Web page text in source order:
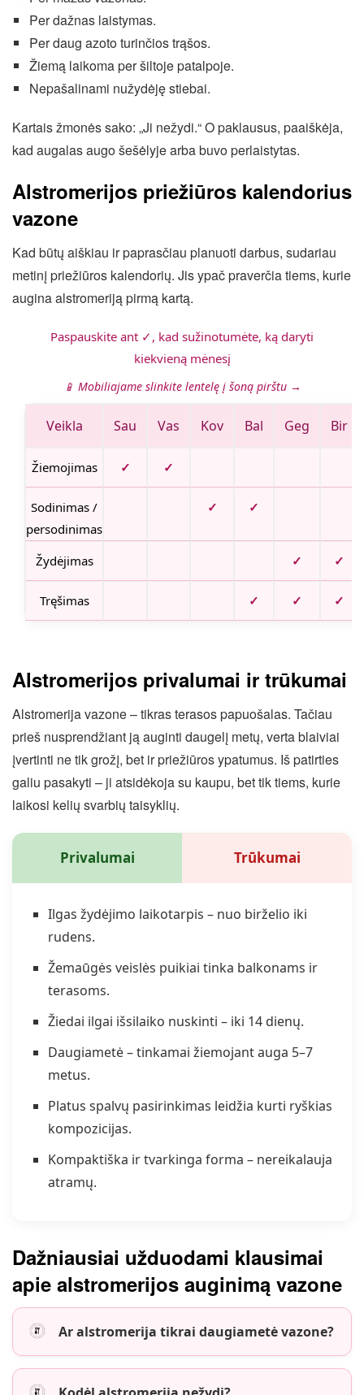
Per dažnas laistymas.
Per daug azoto turinčios trąšos.
Žiemą laikoma per šiltoje patalpoje.
Nepašalinami nužydėję stiebai.
Kartais žmonės sako: „Ji nežydi.“ O paklausus, paaiškėja,
kad augalas augo šešėlyje arba buvo perlaistytas.
Alstromerijos priežiūros kalendorius
vazone
Kad būtų aiškiau ir paprasčiau planuoti darbus, sudariau
metinį priežiūros kalendorių. Jis ypač praverčia tiems, kurie
augina alstromeriją pirmą kartą.
Paspauskite ant ✓, kad sužinotumėte, ką daryti
kiekvieną mėnesį
📱 Mobiliajame slinkite lentelę į šoną pirštu →
Veikla Sau Vas Kov Bal Geg Bir
Žiemojimas ✓ ✓
Sodinimas /
persodinimas
✓ ✓
Žydėjimas ✓ ✓
Tręšimas ✓ ✓ ✓
Alstromerijos privalumai ir trūkumai
Alstromerija vazone – tikras terasos papuošalas. Tačiau
prieš nusprendžiant ją auginti daugelį metų, verta blaiviai
įvertinti ne tik grožį, bet ir priežiūros ypatumus. Iš patirties
galiu pasakyti – ji atsidėkoja su kaupu, bet tik tiems, kurie
laikosi kelių svarbių taisyklių.
Privalumai Trūkumai
Ilgas žydėjimo laikotarpis – nuo birželio iki
rudens.
Žemaūgės veislės puikiai tinka balkonams ir
terasoms.
Žiedai ilgai išsilaiko nuskinti – iki 14 dienų.
Daugiametė – tinkamai žiemojant auga 5–7
metus.
Platus spalvų pasirinkimas leidžia kurti ryškias
kompozicijas.
Kompaktiška ir tvarkinga forma – nereikalauja
atramų.
Dažniausiai užduodami klausimai
apie alstromerijos auginimą vazone
Ar alstromerija tikrai daugiametė vazone?